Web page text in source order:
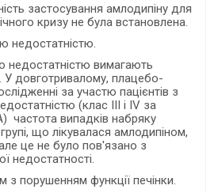
застосування амлодипіну для
кризу не була встановлена.
недостатністю.
недостатністю вимагають
У довготривалому, плацебо-
за участю пацієнтів з
(клас III і IV за
частота випадків набряку
що лікувалася амлодипіном,
це не було пов'язано з
недостатності.
з порушенням функції печінки.